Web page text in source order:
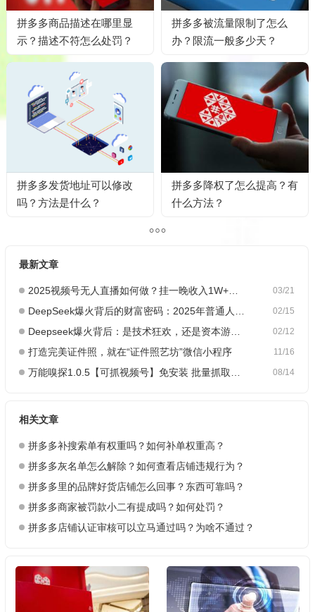
拼多多商品描述在哪里显
示？描述不符怎么处罚？
拼多多被流量限制了怎么
办？限流一般多少天？
拼多多发货地址可以修改
吗？方法是什么？
拼多多降权了怎么提高？有
什么方法？
最新文章
03/21
2025视频号无人直播如何做？挂一晚收入1W+，这份教程，小白可做~
02/15
DeepSeek爆火背后的财富密码：2025年普通人如何抓住AI创业风口？
02/12
Deepseek爆火背后：是技术狂欢，还是资本游戏？
11/16
打造完美证件照，就在“证件照艺坊”微信小程序
08/14
万能嗅探1.0.5【可抓视频号】免安装 批量抓取媒体文件
相关文章
拼多多补搜索单有权重吗？如何补单权重高？
拼多多灰名单怎么解除？如何查看店铺违规行为？
拼多多里的品牌好货店铺怎么回事？东西可靠吗？
拼多多商家被罚款小二有提成吗？如何处罚？
拼多多店铺认证审核可以立马通过吗？为啥不通过？